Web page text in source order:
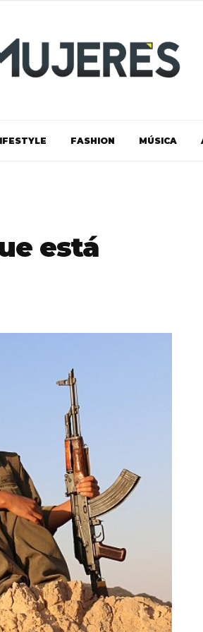
FASHION MÚSICA
está
Totó la Momposina: el
adiós a la gran
cantadora que llevó las
raíces colombianas al
mundo a través de su
música